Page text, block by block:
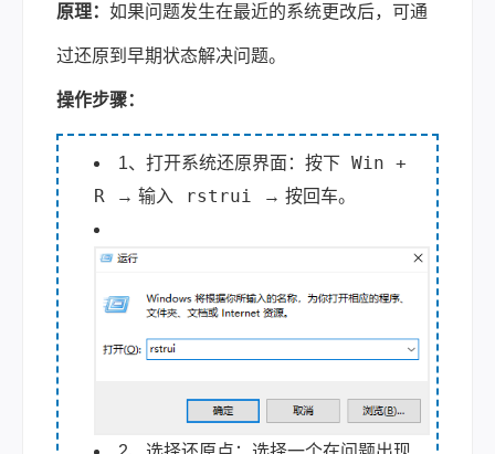
原理： 如果问题发生在最近的系统更改后，可通
过还原到早期状态解决问题。
操作步骤：
1、打开系统还原界面：按下
Win +
R
→ 输入 rstrui → 按回车。